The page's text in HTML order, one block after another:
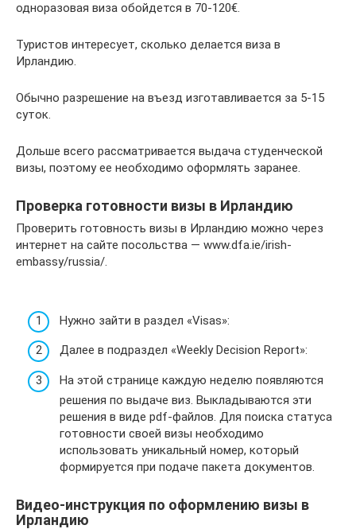
одноразовая виза обойдется в 70-120€.
Туристов интересует, сколько делается виза в
Ирландию.
Обычно разрешение на въезд изготавливается за 5-15
суток.
Дольше всего рассматривается выдача студенческой
визы, поэтому ее необходимо оформлять заранее.
Проверка готовности визы в Ирландию
Проверить готовность визы в Ирландию можно через
интернет на сайте посольства — www.dfa.ie/irish-
embassy/russia/.
Нужно зайти в раздел «Visas»:
Далее в подраздел «Weekly Decision Report»:
На этой странице каждую неделю появляются
решения по выдаче виз. Выкладываются эти
решения в виде pdf-файлов. Для поиска статуса
готовности своей визы необходимо
использовать уникальный номер, который
формируется при подаче пакета документов.
Видео-инструкция по оформлению визы в
Ирландию